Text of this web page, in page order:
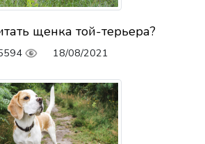
щенка той-терьера?
18/08/2021